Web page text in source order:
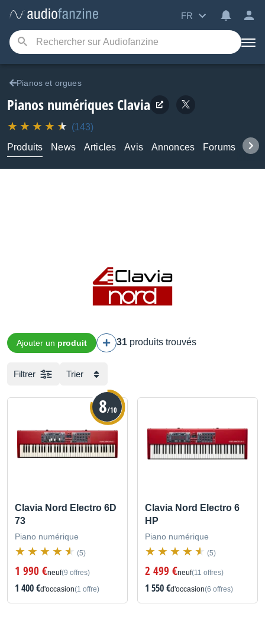
FR
Pianos et orgues
Pianos numériques Clavia
(143)
Produits
News Articles Avis Annonces Forums
Ajouter un produit 31 produits trouvés
Filtrer Trier
8/10
Clavia Nord Electro 6D
73
Piano numérique
(5)
1 990 €neuf(9 offres)
1 400 €d'occasion(1 offre)
Clavia Nord Electro 6
HP
Piano numérique
(5)
2 499 €neuf(11 offres)
1 550 €d'occasion(6 offres)